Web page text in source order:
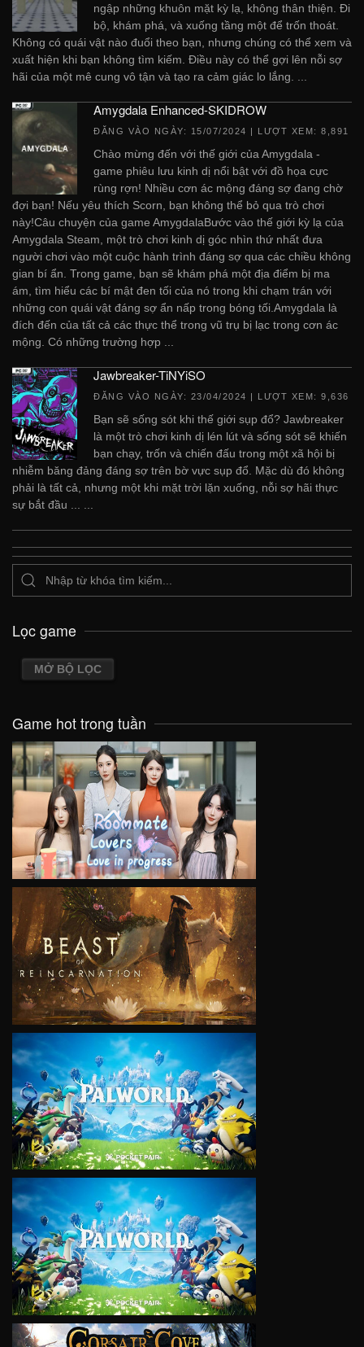
ngập những khuôn mặt kỳ lạ, không thân thiện. Đi
bộ, khám phá, và xuống tầng một để trốn thoát.
Không có quái vật nào đuổi theo bạn, nhưng chúng có thể xem và
xuất hiện khi bạn không tìm kiếm. Điều này có thể gợi lên nỗi sợ
hãi của một mê cung vô tận và tạo ra cảm giác lo lắng. ...
Amygdala Enhanced-SKIDROW
ĐĂNG VÀO NGÀY: 15/07/2024 | LƯỢT XEM: 8,891
Chào mừng đến với thế giới của Amygdala -
game phiêu lưu kinh dị nổi bật với đồ họa cực
rùng rợn! Nhiều cơn ác mộng đáng sợ đang chờ
đợi bạn! Nếu yêu thích Scorn, bạn không thể bỏ qua trò chơi
này!Câu chuyện của game AmygdalaBước vào thế giới kỳ lạ của
Amygdala Steam, một trò chơi kinh dị góc nhìn thứ nhất đưa
người chơi vào một cuộc hành trình đáng sợ qua các chiều không
gian bí ẩn. Trong game, bạn sẽ khám phá một địa điểm bị ma
ám, tìm hiểu các bí mật đen tối của nó trong khi chạm trán với
những con quái vật đáng sợ ẩn nấp trong bóng tối.Amygdala là
đích đến của tất cả các thực thể trong vũ trụ bị lạc trong cơn ác
mộng. Có những trường hợp ...
Jawbreaker-TiNYiSO
ĐĂNG VÀO NGÀY: 23/04/2024 | LƯỢT XEM: 9,636
Bạn sẽ sống sót khi thế giới sụp đổ? Jawbreaker
là một trò chơi kinh dị lén lút và sống sót sẽ khiến
bạn chạy, trốn và chiến đấu trong một xã hội bị
nhiễm băng đảng đáng sợ trên bờ vực sụp đổ. Mặc dù đó không
phải là tất cả, nhưng một khi mặt trời lặn xuống, nỗi sợ hãi thực
sự bắt đầu ... ...
Lọc game
MỞ BỘ LỌC
Game hot trong tuần
VIEW
VIEW
VIEW
VIEW